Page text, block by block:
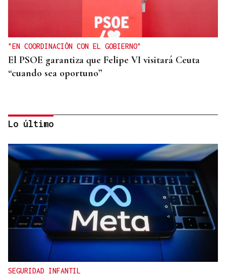
"EN COORDINACIÓN CON EL GOBIERNO"
El PSOE garantiza que Felipe VI visitará Ceuta
“cuando sea oportuno”
FIESTAS DE SAGUNT
Denuncian el logo sexista de una peña taurina de
Valencia con un toro "sometiendo sexualmente a
una mujer"
Lo último
SEGURIDAD INFANTIL